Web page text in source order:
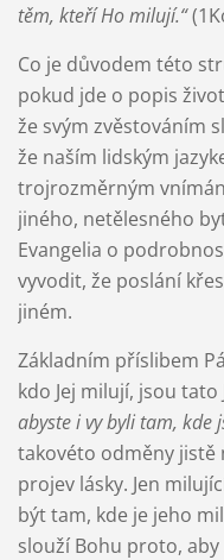
těm, kteří Ho milují.“
Co je důvodem této
pokud jde o popis
že svým zvěstováním
že naším lidským
trojrozměrným
jiného, netělesného
Evangelia o
vyvodit, že poslání
jiném.
Základním příslibem
kdo Jej milují, jsou tato
abyste i vy byli tam, kde
takovéto odměny jistě
projev lásky. Jen
být tam, kde je jeho
slouží Bohu proto,